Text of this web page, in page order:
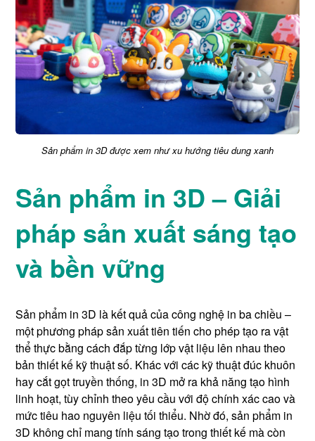
Sản phẩm in 3D được xem như xu hướng tiêu dung xanh
Sản phẩm in 3D – Giải
pháp sản xuất sáng tạo
và bền vững
Sản phẩm in 3D là kết quả của công nghệ in ba chiều –
một phương pháp sản xuất tiên tiến cho phép tạo ra vật
thể thực bằng cách đắp từng lớp vật liệu lên nhau theo
bản thiết kế kỹ thuật số. Khác với các kỹ thuật đúc khuôn
hay cắt gọt truyền thống, in 3D mở ra khả năng tạo hình
linh hoạt, tùy chỉnh theo yêu cầu với độ chính xác cao và
mức tiêu hao nguyên liệu tối thiểu. Nhờ đó, sản phẩm in
3D không chỉ mang tính sáng tạo trong thiết kế mà còn